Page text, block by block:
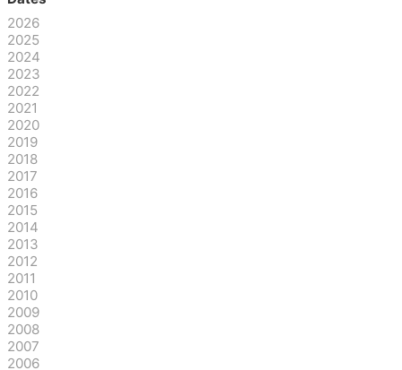
2026
2025
2024
2023
2022
2021
2020
2019
2018
2017
2016
2015
2014
2013
2012
2011
2010
2009
2008
2007
2006